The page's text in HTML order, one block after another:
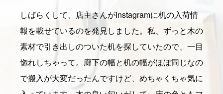
しばらくして、店主さんがInstagramに机の入荷情
報を載せているのを発見しました。私、ずっと木の
素材で引き出しのついた机を探していたので、一目
惚れしちゃって。廊下の幅と机の幅がほぼ同じなの
で搬入が大変だったんですけど、めちゃくちゃ気に